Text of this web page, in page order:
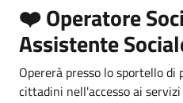
❤ Operatore
Assistente
Opererà presso lo sportello
cittadini nell'accesso ai